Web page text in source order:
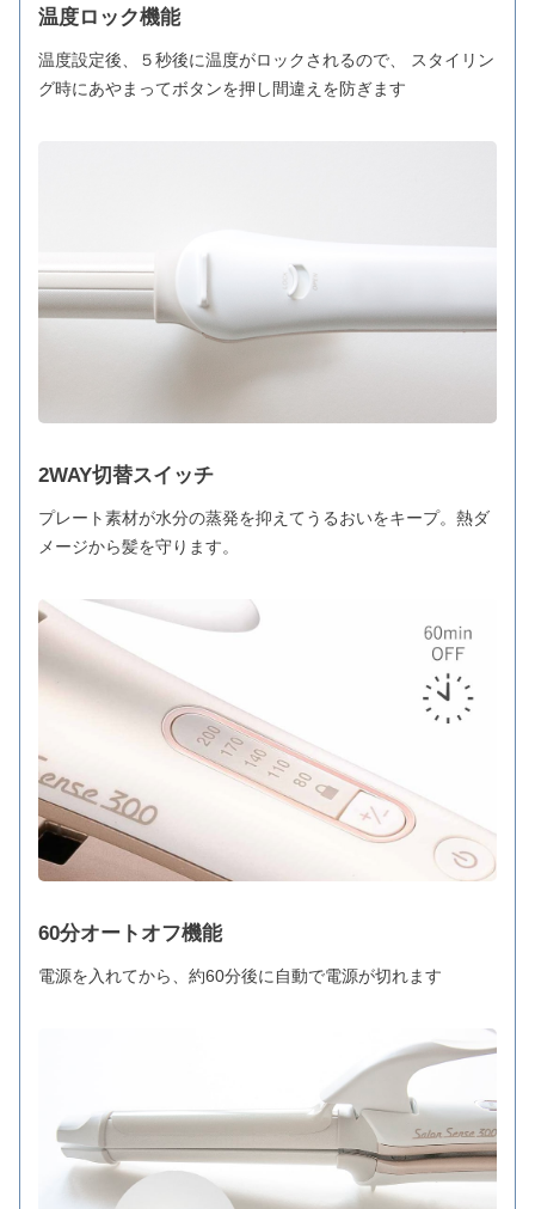
温度ロック機能
温度設定後、５秒後に温度がロックされるので、 スタイリン
グ時にあやまってボタンを押し間違えを防ぎます
2WAY切替スイッチ
プレート素材が水分の蒸発を抑えてうるおいをキープ。熱ダ
メージから髪を守ります。
60分オートオフ機能
電源を入れてから、約60分後に自動で電源が切れます